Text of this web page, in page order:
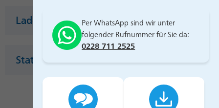
Ladegeschwindigkeiten
Statistiken zur Elektromobilität
Per WhatsApp sind wir unter
folgender Rufnummer für Sie da:
0228 711 2525